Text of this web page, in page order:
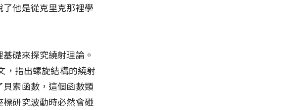
他是從克里克那裡學
礎來探究繞射理論。
，指出螺旋結構的繞射
索函數，這個函數類
研究波動時必然會碰